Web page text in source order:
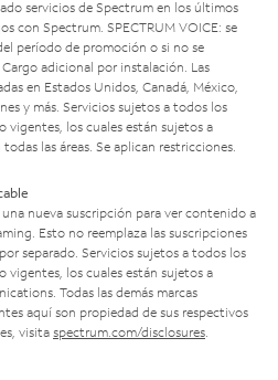
servicios de Spectrum en los últimos
con Spectrum. SPECTRUM VOICE: se
período de promoción o si no se
adicional por instalación. Las
en Estados Unidos, Canadá, México,
y más. Servicios sujetos a todos los
vigentes, los cuales están sujetos a
las áreas. Se aplican restricciones.
nueva suscripción para ver contenido a
Esto no reemplaza las suscripciones
separado. Servicios sujetos a todos los
vigentes, los cuales están sujetos a
Todas las demás marcas
aquí son propiedad de sus respectivos
visita spectrum.com/disclosures